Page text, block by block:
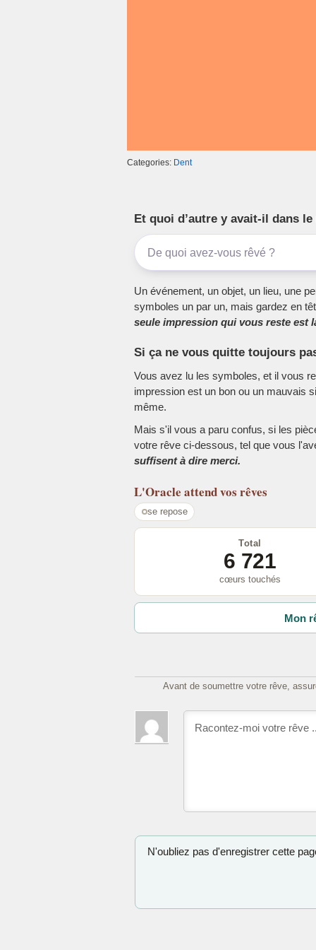
Categories: Dent
Et quoi d’autre y avait-il dans le
Un événement, un objet, un lieu, une
symboles un par un, mais gardez en
seule impression qui vous reste est
Si ça ne vous quitte toujours
Vous avez lu les symboles, et il vous
impression est un bon ou un mauvais
même.
Mais s'il vous a paru confus, si les
votre rêve ci-dessous, tel que vous
suffisent à dire merci.
L'Oracle attend vos rêves
se repose
Total
6 721
cœurs touchés
Mon
Avant de soumettre votre rêve,
N'oubliez pas d'enregistrer cette